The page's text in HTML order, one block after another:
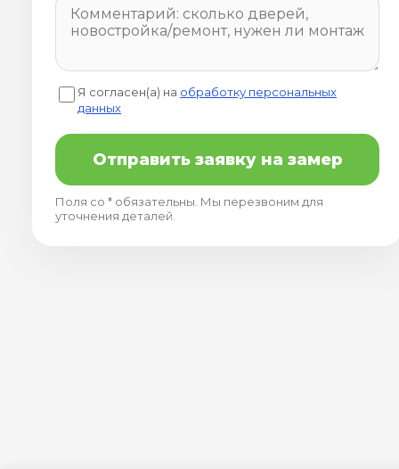
Я согласен(а) на обработку персональных
данных
Отправить заявку на замер
Поля со * обязательны. Мы перезвоним для
уточнения деталей.